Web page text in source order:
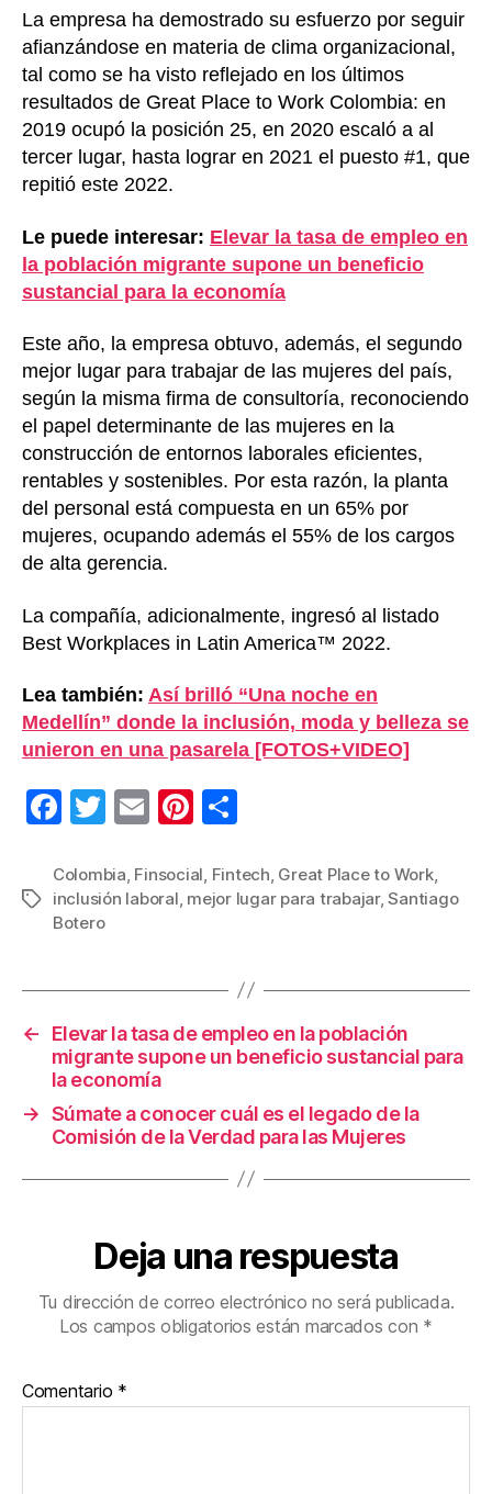
La empresa ha demostrado su esfuerzo por seguir
afianzándose en materia de clima organizacional,
tal como se ha visto reflejado en los últimos
resultados de Great Place to Work Colombia: en
2019 ocupó la posición 25, en 2020 escaló a al
tercer lugar, hasta lograr en 2021 el puesto #1, que
repitió este 2022.
Le puede interesar: Elevar la tasa de empleo en
la población migrante supone un beneficio
sustancial para la economía
Este año, la empresa obtuvo, además, el segundo
mejor lugar para trabajar de las mujeres del país,
según la misma firma de consultoría, reconociendo
el papel determinante de las mujeres en la
construcción de entornos laborales eficientes,
rentables y sostenibles. Por esta razón, la planta
del personal está compuesta en un 65% por
mujeres, ocupando además el 55% de los cargos
de alta gerencia.
La compañía, adicionalmente, ingresó al listado
Best Workplaces in Latin America™️ 2022.
Lea también: Así brilló “Una noche en
Medellín” donde la inclusión, moda y belleza se
unieron en una pasarela [FOTOS+VIDEO]
F
c
e
o
o
k
T
tt
er
E
ail
Pi
er
e
m
p
tir
Etiquetas
Colombia Finsocial Fintech Great Place to Work,
inclusión laboral mejor lugar para trabajar,Santiago
Botero
←
Elevar la tasa de empleo en la población
migrante supone un beneficio sustancial para
la economía
→ Súmate a conocer cuál es el legado de la
Comisión de la Verdad para las Mujeres
Deja una respuesta
Tu dirección de correo electrónico no será publicada.
Los campos obligatorios están marcados con *
Comentario *